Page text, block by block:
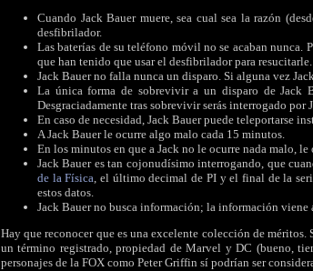
Cuando Jack Bauer muere, sea cual sea la razón
desfibrilador.
Las baterías de su teléfono móvil no se acaban nunca.
que han tenido que usar el desfibrilador para resucitarle.
Jack Bauer no falla nunca un disparo. Si alguna vez
La única forma de sobrevivir a un disparo de Jack
Desgraciadamente tras sobrevivir serás interrogado por
En caso de necesidad, Jack Bauer puede teleportarse
A Jack Bauer le ocurre algo malo cada 15 minutos.
En los minutos en que a Jack no le ocurre nada malo,
Jack Bauer es tan cojonudísimo interrogando, que
de la Física, el último decimal de PI y el final de la
estos datos.
Jack Bauer no busca información; la información viene
Hay que reconocer que es una excelente colección de méritos.
un término registrado, propiedad de Marvel y DC (bueno,
personajes de la FOX como Peter Griffin sí podrían ser